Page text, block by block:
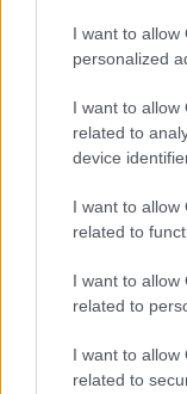
I want to allow
personalized
I want to allow
related to
device
I want to allow
related to
I want to allow
related to
I want to allow
related to
Η επικεφαλής
Βενεζουέλα
Νικολάς
δεν είναι
υπάρχει
μείνει στην
Μέντα, που
σε
έναν από
δικτύωσης
της